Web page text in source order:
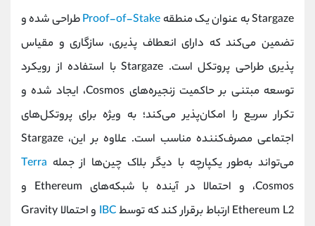
Stargaze به عنوان یک منطقه
Proof-of-Stakeطراحی شده و
تضمین می‌کند که دارای انعطاف پذیری، سازگاری و مقیاس
پذیری طراحی پروتکل است. Stargaze با استفاده از رویکرد
توسعه مبتنی بر حاکمیت زنجیره‌های Cosmos، ایجاد شده و
تکرار سریع را امکان‌پذیر می‌کند؛ به ویژه برای پروتکل‌های
اجتماعی مصرف‌کننده مناسب است. علاوه بر این، Stargaze
می‌تواند به‌طور یکپارچه با دیگر بلاک‌ چین‌ها از جمله Terra
،Cosmos و احتمالا در آینده با شبکه‌های Ethereum و
Ethereum L2 ارتباط برقرار کند که توسط
IBC
و احتمالا Gravity